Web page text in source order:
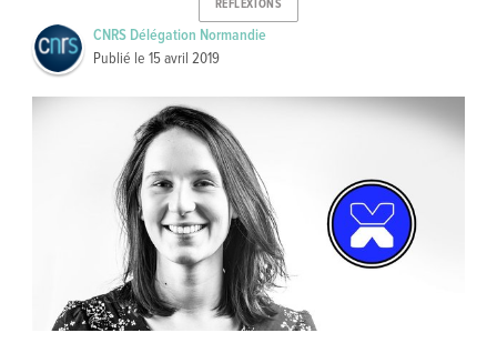
REFLEXIONS
CNRS Délégation Normandie
Publié le 15 avril 2019